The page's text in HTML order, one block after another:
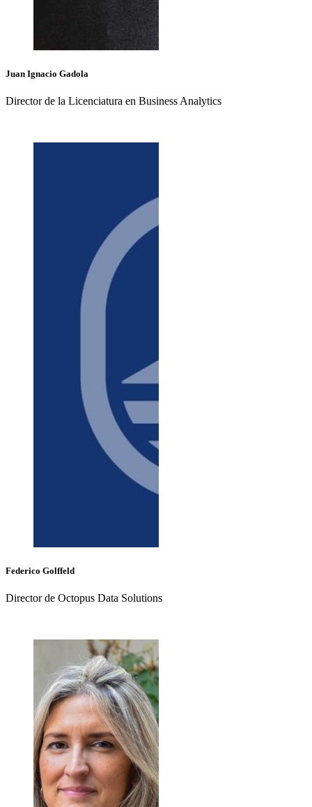
Juan Ignacio Gadola
Director de la Licenciatura en Business Analytics
Federico Golffeld
Director de Octopus Data Solutions